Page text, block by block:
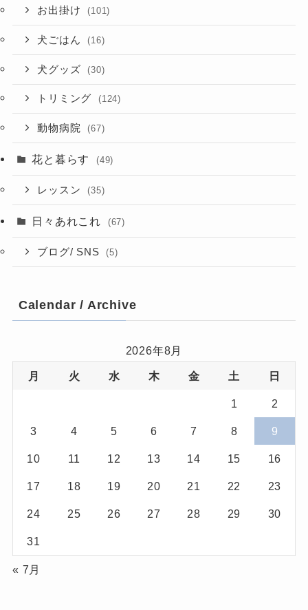
お出掛け (101)
犬ごはん (16)
犬グッズ (30)
トリミング (124)
動物病院 (67)
花と暮らす (49)
レッスン (35)
日々あれこれ (67)
ブログ/ SNS (5)
Calendar / Archive
2026年8月
月 火 水 木 金 土 日
1 2
3 4 5 6 7 8 9
10 11 12 13 14 15 16
17 18 19 20 21 22 23
24 25 26 27 28 29 30
31
« 7月